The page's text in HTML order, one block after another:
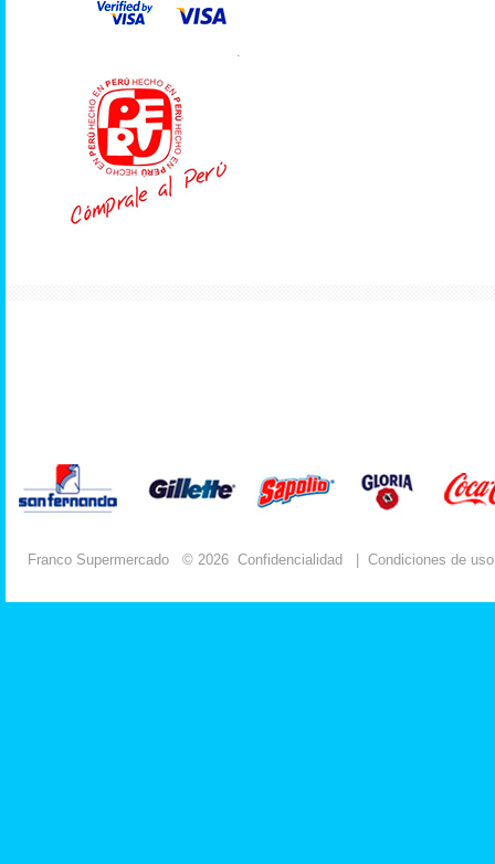
.
Franco Supermercado © 2026 Confidencialidad Condiciones de uso